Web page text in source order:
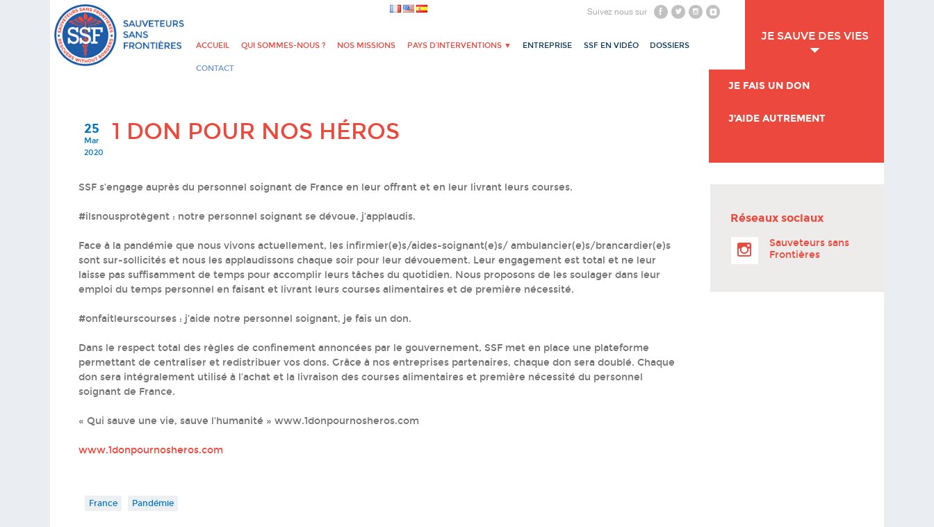
Suivez nous sur
ACCUEIL QUI SOMMES-NOUS ? NOS MISSIONS PAYS D’INTERVENTIONS ▼ ENTREPRISE SSF EN VIDÉO DOSSIERS
CONTACT
JE SAUVE DES VIES
JE FAIS UN DON
J’AIDE AUTREMENT
25
Mar
2020
1 DON POUR NOS HÉROS
SSF s’engage auprès du personnel soignant de France en leur offrant et en leur livrant leurs courses.
#ilsnousprotègent : notre personnel soignant se dévoue, j’applaudis.
Face à la pandémie que nous vivons actuellement, les infirmier(e)s/aides-soignant(e)s/ ambulancier(e)s/brancardier(e)s
sont sur-sollicités et nous les applaudissons chaque soir pour leur dévouement. Leur engagement est total et ne leur
laisse pas suffisamment de temps pour accomplir leurs tâches du quotidien. Nous proposons de les soulager dans leur
emploi du temps personnel en faisant et livrant leurs courses alimentaires et de première nécessité.
#onfaitleurscourses : j’aide notre personnel soignant, je fais un don.
Dans le respect total des règles de confinement annoncées par le gouvernement, SSF met en place une plateforme
permettant de centraliser et redistribuer vos dons. Grâce à nos entreprises partenaires, chaque don sera doublé. Chaque
don sera intégralement utilisé à l’achat et la livraison des courses alimentaires et première nécessité du personnel
soignant de France.
« Qui sauve une vie, sauve l’humanité » www.1donpournosheros.com
www.1donpournosheros.com
France Pandémie
Réseaux sociaux
Sauveteurs sans
Frontières